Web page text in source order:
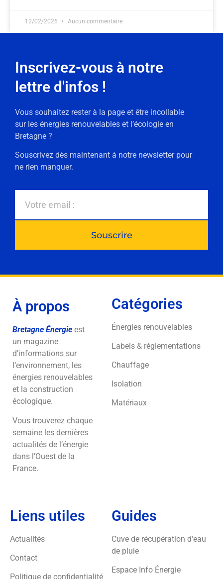
12/02/2026 Aucun commentaire
Inscrivez-vous à notre
lettre d'infos !
Vous souhaitez rester à la page et être incollable
sur les énergies renouvelables et l’écologie en
Bretagne ?
Souscrivez dès maintenant à notre newsletter pour
ne rien manquer.
Souscrire
À propos
Bretagne Énergie est
un magazine
d’informations sur
l’environnement, les
énergies renouvelables
et la construction
écologique.
Vous trouverez chaque
semaine les dernières
actualités de l’énergie
dans l’Ouest de la
France.
Catégories
Énergies renouvelables
Labels & réglementations
Chauffage
Isolation
Matériaux
Liens utiles
Actualités
Contact
Politique de confidentialité
Guides
Cuve de récupération d'eau
de pluie
Espace Info Énergie